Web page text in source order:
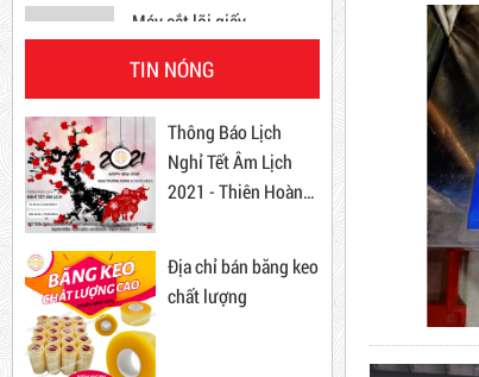
Băng Keo Đục
New
Dây rút nhựa trắng và đen
15cm, 4*150
10,000 VNĐ 12,000 VNĐ
Combo 60 cây băng keo
trong 200Y 1.8kg
63,000 VNĐ 65,000 VNĐ
Dây rút nhựa trắng và đen
10cm, 3*100
TIN NÓNG
Thông Báo Lịch
Nghỉ Tết Âm Lịch
2021 - Thiên Hoàng
Địa chỉ bán băng keo
chất lượng